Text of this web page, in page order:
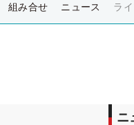
組み合せ ニュース ラ
ニ